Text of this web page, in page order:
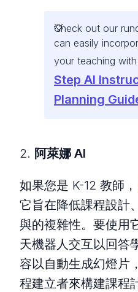
Check out our
can easily
your teaching
Step AI
Planning
2. 阿萊娜 AI
如果您是 K-12 教師，
它旨在降低課程設計
與的複雜性。要使用
天機器人交互以回答
容以自動生成幻燈片
程建立者來構建課程